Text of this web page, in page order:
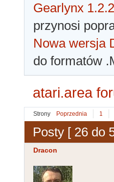
Gearlynx
przynosi
Nowa wersja
do formatów
atari.area
Strony Poprzednia 1
Posty [ 26 do
Dracon